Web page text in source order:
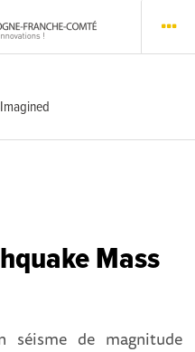
Mass
séisme de magnitude